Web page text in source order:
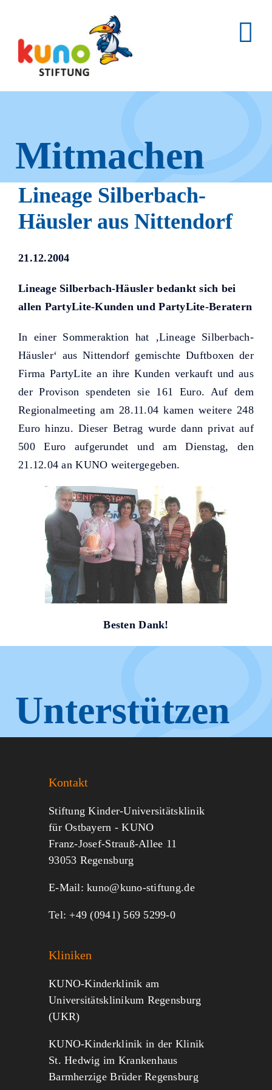
content
Mitmachen
und helfen.
Hier erfahren Sie, wie fleißige
haben.
Lineage Silberbach-
Häusler aus Nittendorf
21.12.2004
Lineage Silberbach-Häusler bedankt sich bei
allen PartyLite-Kunden und PartyLite-Beratern
In einer Sommeraktion hat ‚Lineage Silberbach-
Häusler‘ aus Nittendorf gemischte Duftboxen der
Firma PartyLite an ihre Kunden verkauft und aus
der Provison spendeten sie 161 Euro. Auf dem
Regionalmeeting am 28.11.04 kamen weitere 248
Euro hinzu. Dieser Betrag wurde dann privat auf
500 Euro aufgerundet und am Dienstag, den
21.12.04 an KUNO weitergegeben.
Besten Dank!
Unterstützen
Jeder kann helfen.
MITMACHEN SPENDEN
Kontakt
Stiftung Kinder-Universitätsklinik
für Ostbayern - KUNO
Franz-Josef-Strauß-Allee 11
93053 Regensburg
E-Mail:kuno@kuno-stiftung.de
Tel: +49 (0941) 569 5299-0
Kliniken
KUNO-Kinderklinik am
Universitätsklinikum Regensburg
(UKR)
KUNO-Kinderklinik in der Klinik
St. Hedwig im Krankenhaus
Barmherzige Brüder Regensburg